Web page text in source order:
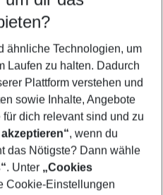
Nächte
anzeigen
ähnliche Technologien, um
Laufen zu halten. Dadurch
Plattform verstehen und
sowie Inhalte, Angebote
dich relevant sind und zu
, wenn du
das Nötigste? Dann wähle
. Unter „Cookies
Cookie-Einstellungen